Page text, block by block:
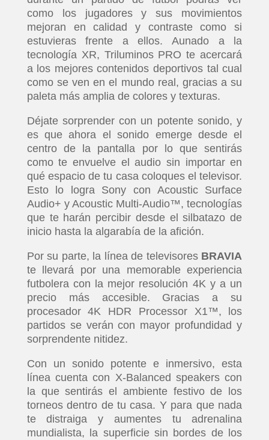
como los jugadores y sus movimientos
mejoran en calidad y contraste como si
estuvieras frente a ellos. Aunado a la
tecnología XR, Triluminos PRO te acercará
a los mejores contenidos deportivos tal cual
como se ven en el mundo real, gracias a su
paleta más amplia de colores y texturas.
Déjate sorprender con un potente sonido, y
es que ahora el sonido emerge desde el
centro de la pantalla por lo que sentirás
como te envuelve el audio sin importar en
qué espacio de tu casa coloques el televisor.
Esto lo logra Sony con Acoustic Surface
Audio+ y Acoustic Multi-Audio™, tecnologías
que te harán percibir desde el silbatazo de
inicio hasta la algarabía de la afición.
Por su parte, la línea de televisores BRAVIA
te llevará por una memorable experiencia
futbolera con la mejor resolución 4K y a un
precio más accesible. Gracias a su
procesador 4K HDR Processor X1™, los
partidos se verán con mayor profundidad y
sorprendente nitidez.
Con un sonido potente e inmersivo, esta
línea cuenta con X-Balanced speakers con
la que sentirás el ambiente festivo de los
torneos dentro de tu casa. Y para que nada
te distraiga y aumentes tu adrenalina
mundialista, la superficie sin bordes de los